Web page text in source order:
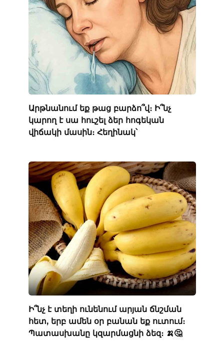
Արթնանում եք թաց բարձո՞վ։ Ի՞նչ
կարող է սա հուշել ձեր հոգեկան
վիճակի մասին։ Հեղինակ՝
Ի՞նչ է տեղի ունենում արյան ճնշման
հետ, երբ ամեն օր բանան եք ուտում։
Պատասխանը կզարմացնի ձեզ։ 🍌🤔